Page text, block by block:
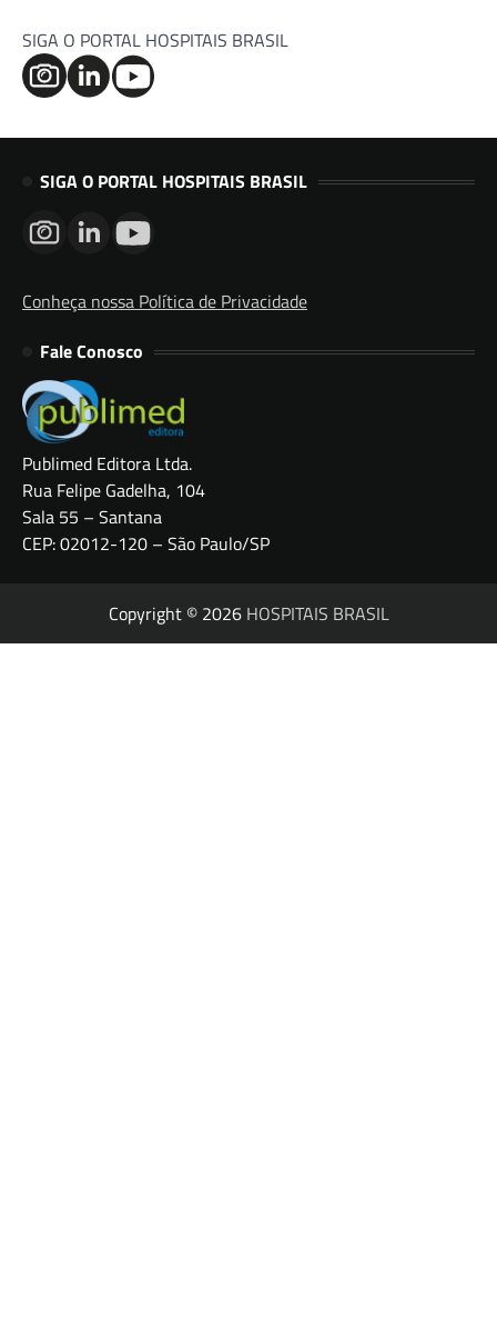
SIGA O PORTAL HOSPITAIS BRASIL
SIGA O PORTAL HOSPITAIS BRASIL
Conheça nossa Política de Privacidade
Fale Conosco
Publimed Editora Ltda.
Rua Felipe Gadelha, 104
Sala 55 – Santana
CEP: 02012-120 – São Paulo/SP
Copyright © 2026 HOSPITAIS BRASIL